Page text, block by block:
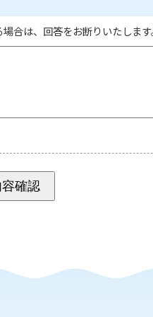
合は、回答をお断りいたします